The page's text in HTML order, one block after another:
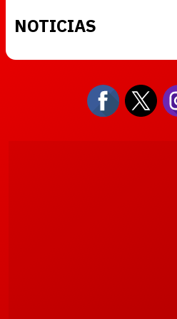
NOTICIAS